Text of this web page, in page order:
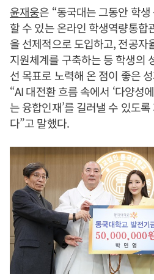
윤재웅은 “동국대는 그동안 학
할 수 있는 온라인 학생역량통합
을 선제적으로 도입하고, 전공자
지원체계를 구축하는 등 학생의
선 목표로 노력해 온 점이 좋은
“AI 대전환 흐름 속에서 ‘다양성
는 융합인재’를 길러낼 수 있도
다”고 말했다.